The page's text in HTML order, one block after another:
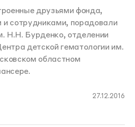
друзьями фонда,
сотрудниками, порадовали
Н.Н. Бурденко, отделении
детской гематологии им.
областном
27.12.2016